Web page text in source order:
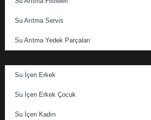
Su Arıtma Servis
Su Arıtma Yedek Parçaları
Su İçen Erkek
Su İçen Erkek Çocuk
Su İçen Kadın